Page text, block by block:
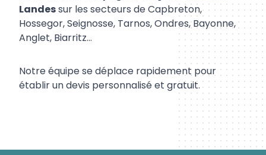
Landessur les secteurs de Capbreton,
Hossegor, Seignosse, Tarnos, Ondres, Bayonne,
Anglet, Biarritz…
Notre équipe se déplace rapidement pour
établir un devis personnalisé et gratuit.